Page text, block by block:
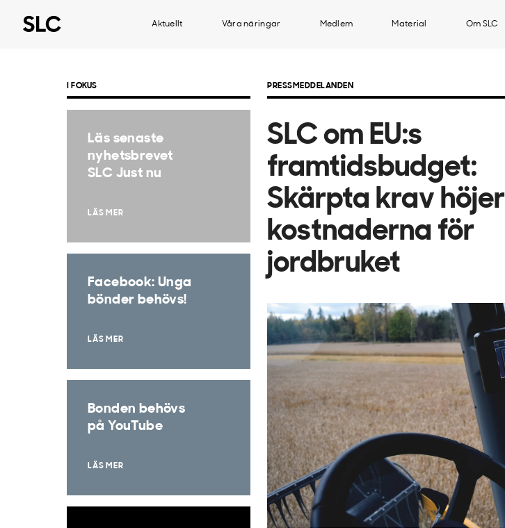
Aktuellt Våra näringar Medlem Material Om SLC
PRESSMEDDELANDEN
​SLC om EU:s
framtidsbudget:
Skärpta krav höjer
kostnaderna för
jordbruket
I FOKUS
Läs senaste
nyhetsbrevet
SLC Just nu
LÄS MER
Facebook: Unga
bönder behövs!
LÄS MER
Bonden behövs
på YouTube
LÄS MER